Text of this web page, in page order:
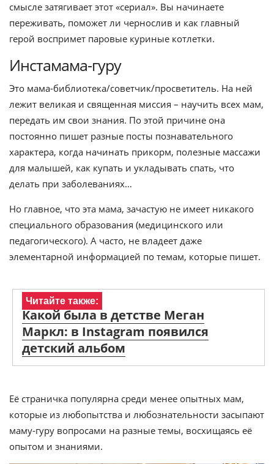
смысле затягивает этот «сериал». Вы начинаете
переживать, поможет ли чернослив и как главный
герой воспримет паровые куриные котлетки.
Инстамама-гуру
Это мама-библиотека/советчик/просветитель. На ней
лежит великая и священная миссия – научить всех мам,
передать им свои знания. По этой причине она
постоянно пишет разные посты познавательного
характера, когда начинать прикорм, полезные массажи
для малышей, как купать и укладывать спать, что
делать при заболеваниях…
Но главное, что эта мама, зачастую не имеет никакого
специального образования (медицинского или
педагогического). А часто, не владеет даже
элементарной информацией по темам, которые пишет.
Читайте также:
Какой была в детстве Меган
Маркл: в Instagram появился
детский альбом
Её страничка популярна среди менее опытных мам,
которые из любопытства и любознательности засыпают
маму-гуру вопросами на разные темы, восхищаясь её
опытом и знаниями.